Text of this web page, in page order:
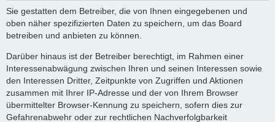
Sie gestatten dem Betreiber, die von Ihnen eingegebenen und
oben näher spezifizierten Daten zu speichern, um das Board
betreiben und anbieten zu können.
Darüber hinaus ist der Betreiber berechtigt, im Rahmen einer
Interessenabwägung zwischen Ihren und seinen Interessen sowie
den Interessen Dritter, Zeitpunkte von Zugriffen und Aktionen
zusammen mit Ihrer IP-Adresse und der von Ihrem Browser
übermittelter Browser-Kennung zu speichern, sofern dies zur
Gefahrenabwehr oder zur rechtlichen Nachverfolgbarkeit